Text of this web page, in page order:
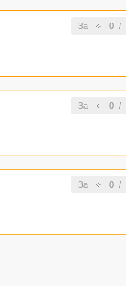
За 0/
За 0/
За 0/